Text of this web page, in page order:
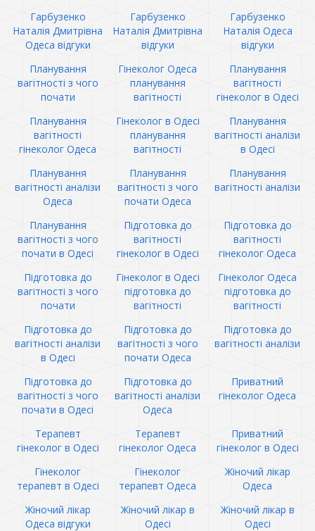
Гарбузенко
Наталія Дмитрівна
Одеса відгуки
Гарбузенко
Наталія Дмитрівна
відгуки
Гарбузенко
Наталія Одеса
відгуки
Планування
вагітності з чого
почати
Гінеколог Одеса
планування
вагітності
Планування
вагітності
гінеколог в Одесі
Планування
вагітності
гінеколог Одеса
Гінеколог в Одесі
планування
вагітності
Планування
вагітності аналізи
в Одесі
Планування
вагітності аналізи
Одеса
Планування
вагітності з чого
почати Одеса
Планування
вагітності аналізи
Планування
вагітності з чого
почати в Одесі
Підготовка до
вагітності
гінеколог в Одесі
Підготовка до
вагітності
гінеколог Одеса
Підготовка до
вагітності з чого
почати
Гінеколог в Одесі
підготовка до
вагітності
Гінеколог Одеса
підготовка до
вагітності
Підготовка до
вагітності аналізи
в Одесі
Підготовка до
вагітності з чого
почати Одеса
Підготовка до
вагітності аналізи
Підготовка до
вагітності з чого
почати в Одесі
Підготовка до
вагітності аналізи
Одеса
Приватний
гінеколог Одеса
Терапевт
гінеколог в Одесі
Терапевт
гінеколог Одеса
Приватний
гінеколог в Одесі
Гінеколог
терапевт в Одесі
Гінеколог
терапевт Одеса
Жіночий лікар
Одеса
Жіночий лікар
Одеса відгуки
Жіночий лікар в
Одесі
Жіночий лікар в
Одесі